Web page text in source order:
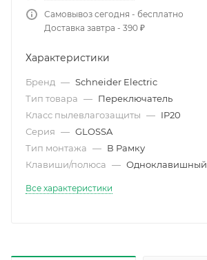
Самовывоз сегодня - бесплатно
Доставка завтра - 390 ₽
Характеристики
Бренд — Schneider Electric
Тип товара — Переключатель
Класс пылевлагозащиты — IP20
Серия — GLOSSA
Тип монтажа — В Рамку
Клавиши/полюса — Одноклавишный
Все характеристики